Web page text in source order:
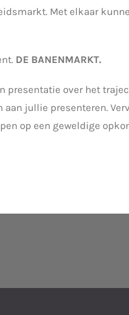
Met elkaar
DE BANENMARKT.
presentatie over het
jullie presenteren.
op een geweldige